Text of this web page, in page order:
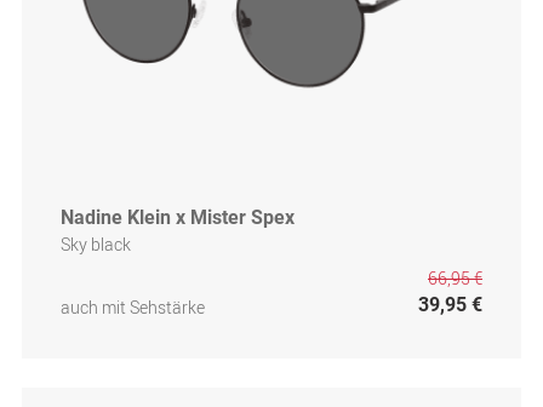
Nadine Klein x Mister Spex
Sky black
auch mit Sehstärke
66,95 €
39,95 €